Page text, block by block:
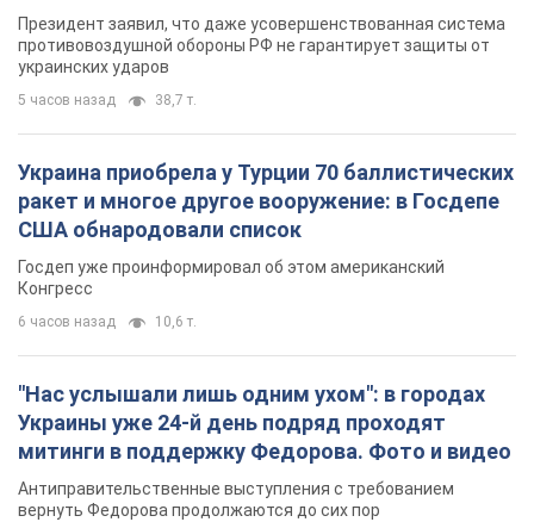
Президент заявил, что даже усовершенствованная система
противовоздушной обороны РФ не гарантирует защиты от
украинских ударов
5 часов назад 38,7 т.
Украина приобрела у Турции 70 баллистических
ракет и многое другое вооружение: в Госдепе
США обнародовали список
Госдеп уже проинформировал об этом американский
Конгресс
6 часов назад 10,6 т.
"Нас услышали лишь одним ухом": в городах
Украины уже 24-й день подряд проходят
митинги в поддержку Федорова. Фото и видео
Антиправительственные выступления с требованием
вернуть Федорова продолжаются до сих пор